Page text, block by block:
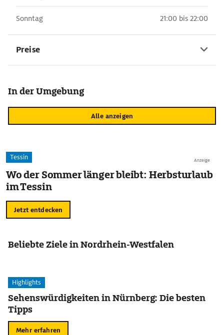
Sonntag 21:00 bis 22:00
Preise
In der Umgebung
Alle anzeigen
Anzeige
Tessin
Wo der Sommer länger bleibt: Herbsturlaub
im Tessin
Jetzt entdecken
Beliebte Ziele in Nordrhein-Westfalen
Highlights
Sehenswürdigkeiten in Nürnberg: Die besten
Tipps
Mehr erfahren